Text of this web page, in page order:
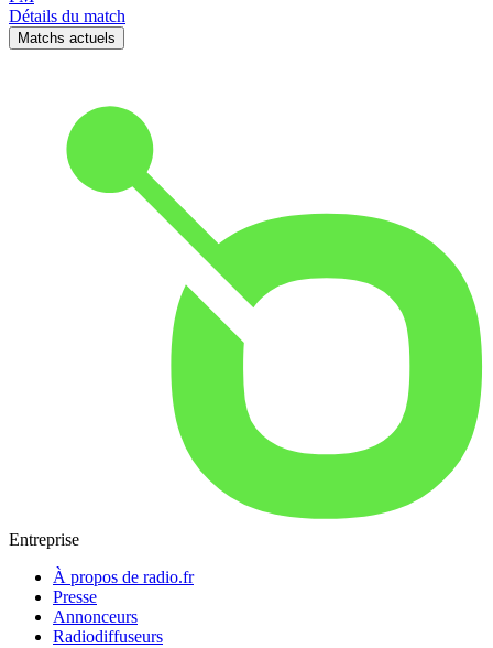
Détails du match
Matchs actuels
Entreprise
À propos de radio.fr
Presse
Annonceurs
Radiodiffuseurs